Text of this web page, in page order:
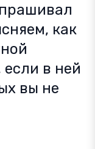
как
в ней
вы не